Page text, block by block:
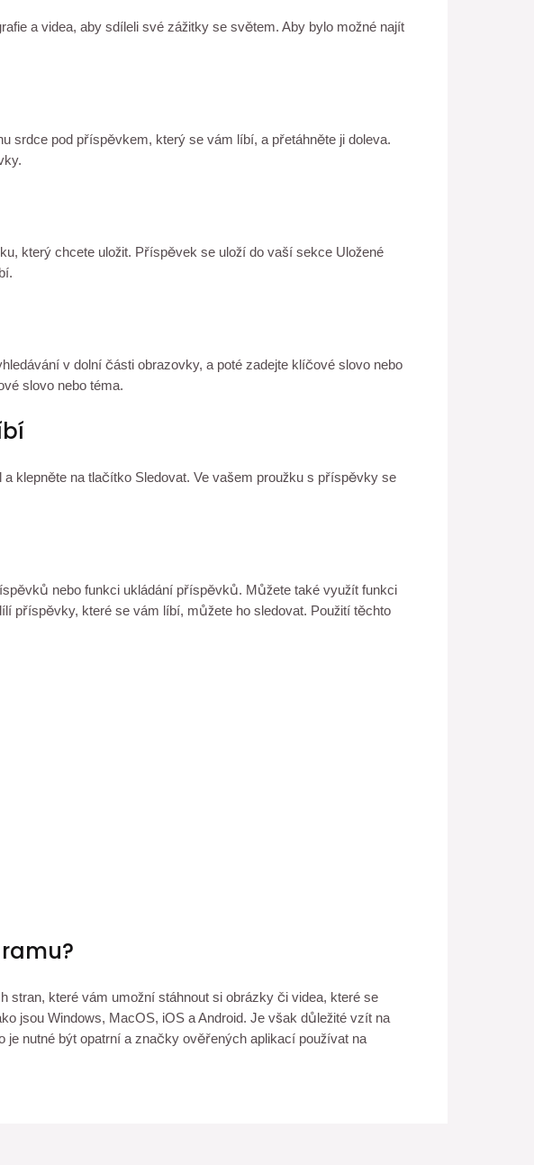
a videa, aby sdíleli své zážitky se světem. Aby bylo možné najít
srdce pod příspěvkem, který se vám líbí, a přetáhněte ji doleva.
který chcete uložit. Příspěvek se uloží do vaší sekce Uložené
v dolní části obrazovky, a poté zadejte klíčové slovo nebo
slovo nebo téma.
klepněte na tlačítko Sledovat. Ve vašem proužku s příspěvky se
nebo funkci ukládání příspěvků. Můžete také využít funkci
příspěvky, které se vám líbí, můžete ho sledovat. Použití těchto
stran, které vám umožní stáhnout si obrázky či videa, které se
jsou Windows, MacOS, iOS a Android. Je však důležité vzít na
nutné být opatrní a značky ověřených aplikací používat na